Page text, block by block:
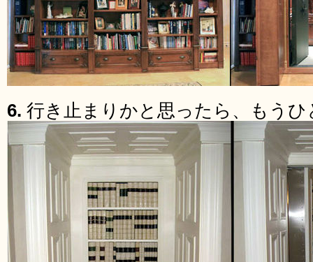
6. 行き止まりかと思ったら、もうひ